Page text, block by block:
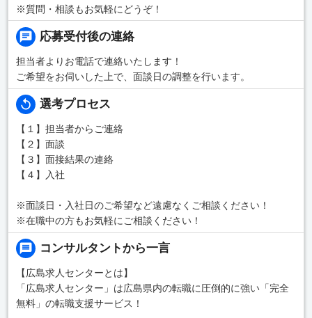
※質問・相談もお気軽にどうぞ！
応募受付後の連絡
担当者よりお電話で連絡いたします！
ご希望をお伺いした上で、面談日の調整を行います。
選考プロセス
【１】担当者からご連絡
【２】面談
【３】面接結果の連絡
【４】入社
※面談日・入社日のご希望など遠慮なくご相談ください！
※在職中の方もお気軽にご相談ください！
コンサルタントから一言
【広島求人センターとは】
「広島求人センター」は広島県内の転職に圧倒的に強い「完全
無料」の転職支援サービス！